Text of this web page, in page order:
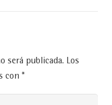
será publicada. Los
con *